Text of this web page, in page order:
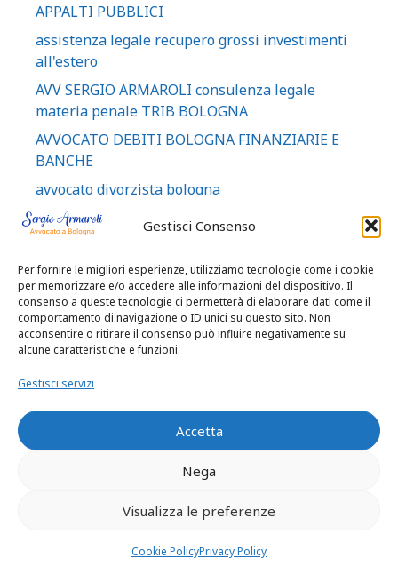
Gestisci Consenso
Per fornire le migliori esperienze, utilizziamo tecnologie come i cookie
per memorizzare e/o accedere alle informazioni del dispositivo. Il
consenso a queste tecnologie ci permetterà di elaborare dati come il
comportamento di navigazione o ID unici su questo sito. Non
acconsentire o ritirare il consenso può influire negativamente su
alcune caratteristiche e funzioni.
Gestisci servizi
Accetta
Nega
Visualizza le preferenze
Cookie PolicyPrivacy Policy
APPALTI PUBBLICI
assistenza legale recupero grossi investimenti
all'estero
AVV SERGIO ARMAROLI consulenza legale
materia penale TRIB BOLOGNA
AVVOCATO DEBITI BOLOGNA FINANZIARIE E
BANCHE
avvocato divorzista bologna
avvocato esperto famiglia Bologna
avvocato penalista
AVVOCATO PENALISTA ESPERTO
AVVOCATO PENALISTA ESPERTO|News
consulenze separazioni divorzi e cause
ereditarie
divorzio con patrimoni importanti
BOLOGNA CREMONA MANTOVA AVVOCATO
ESPERTO DIFES A DELICATI PROCESSI
BANCAROTT A FRAUDOLENTA
BOLOGNA IMOLA Diffamazione sui social: